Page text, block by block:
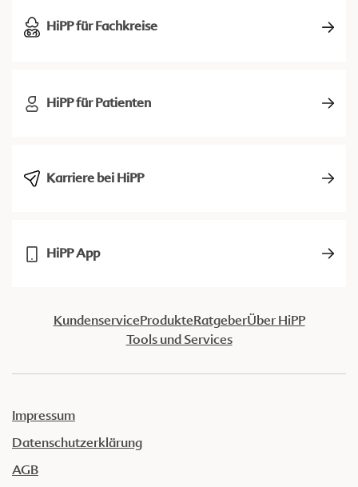
HiPP für Fachkreise
HiPP für Patienten
Karriere bei HiPP
HiPP App
KundenserviceProdukteRatgeberÜber HiPP
Tools und Services
Impressum
Datenschutzerklärung
AGB